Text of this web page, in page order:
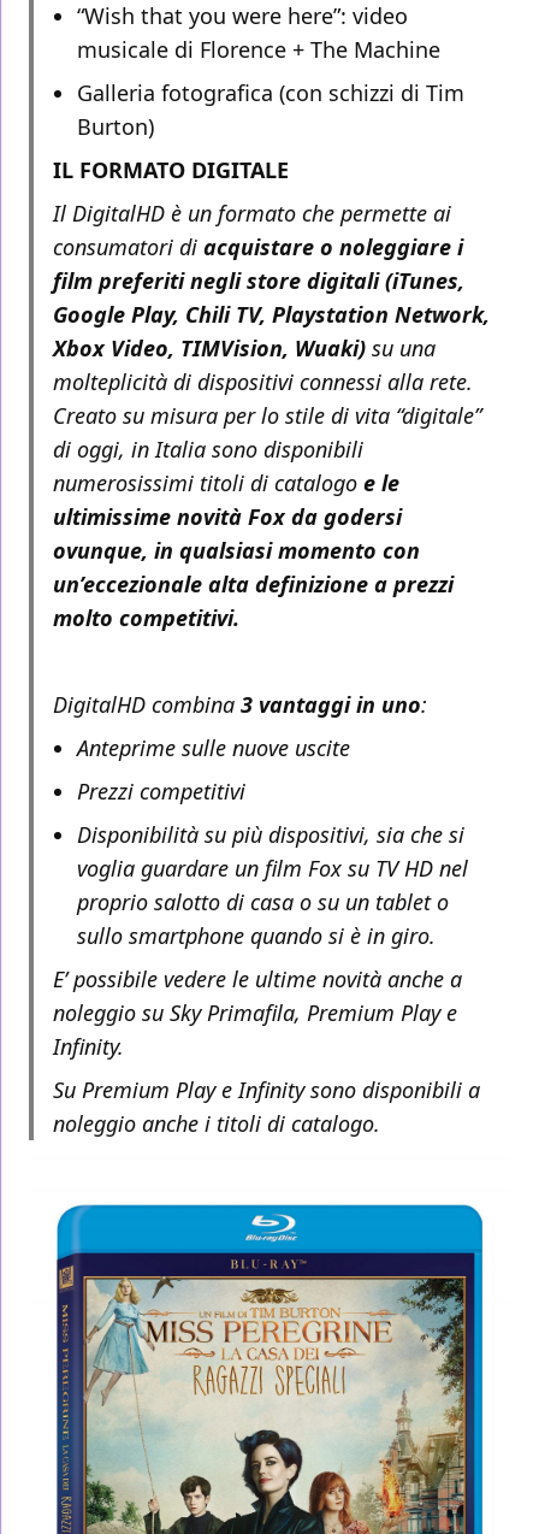
“Wish that you were here”: video
musicale di Florence + The Machine
Galleria fotografica (con schizzi di Tim
Burton)
IL FORMATO DIGITALE
Il DigitalHD è un formato che permette ai
consumatori di acquistare o noleggiare i
film preferiti negli store digitali (iTunes,
Google Play, Chili TV, Playstation Network,
Xbox Video, TIMVision, Wuaki) su una
molteplicità di dispositivi connessi alla rete.
Creato su misura per lo stile di vita “digitale”
di oggi, in Italia sono disponibili
numerosissimi titoli di catalogo e le
ultimissime novità Fox da godersi
ovunque, in qualsiasi momento con
un’eccezionale alta definizione a prezzi
molto competitivi.
DigitalHD combina 3 vantaggi in uno:
Anteprime sulle nuove uscite
Prezzi competitivi
Disponibilità su più dispositivi, sia che si
voglia guardare un film Fox su TV HD nel
proprio salotto di casa o su un tablet o
sullo smartphone quando si è in giro.
E’ possibile vedere le ultime novità anche a
noleggio su Sky Primafila, Premium Play e
Infinity.
Su Premium Play e Infinity sono disponibili a
noleggio anche i titoli di catalogo.